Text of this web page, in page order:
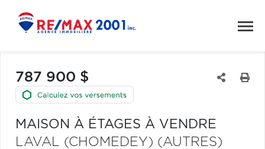
787 900 $
MAISON À ÉTAGES À VENDRE
LAVAL (CHOMEDEY) (AUTRES)